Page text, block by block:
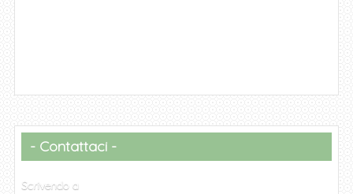
Contattaci
Scrivendo a